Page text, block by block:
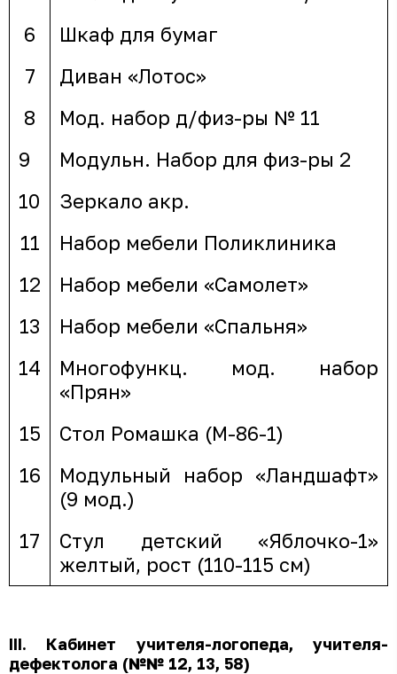
6
Шкаф для бумаг
7
Диван «Лотос»
8
Мод. набор д/физ-ры № 11
9
Модульн. Набор для физ-ры 2
10
Зеркало акр.
11
Набор мебели Поликлиника
12
Набор мебели «Самолет»
13
Набор мебели «Спальня»
14
Многофункц. мод. набор
«Прян»
15
Стол Ромашка (М-86-1)
16
Модульный набор «Ландшафт»
(9 мод.)
17
Стул детский «Яблочко-1»
желтый, рост (110-115 см)
III. Кабинет учителя-логопеда, учителя-
дефектолога (№№ 12, 13, 58)